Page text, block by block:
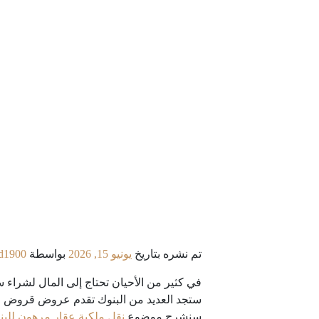
تم نشره بتاريخ يونيو 15, 2026 بواسطة
في كثير من الأحيان تحتاج إلى المال
ستجد العديد من البنوك تقدم عروض قروض
سنشرح موضوع نقل ملكية عقار مرهون